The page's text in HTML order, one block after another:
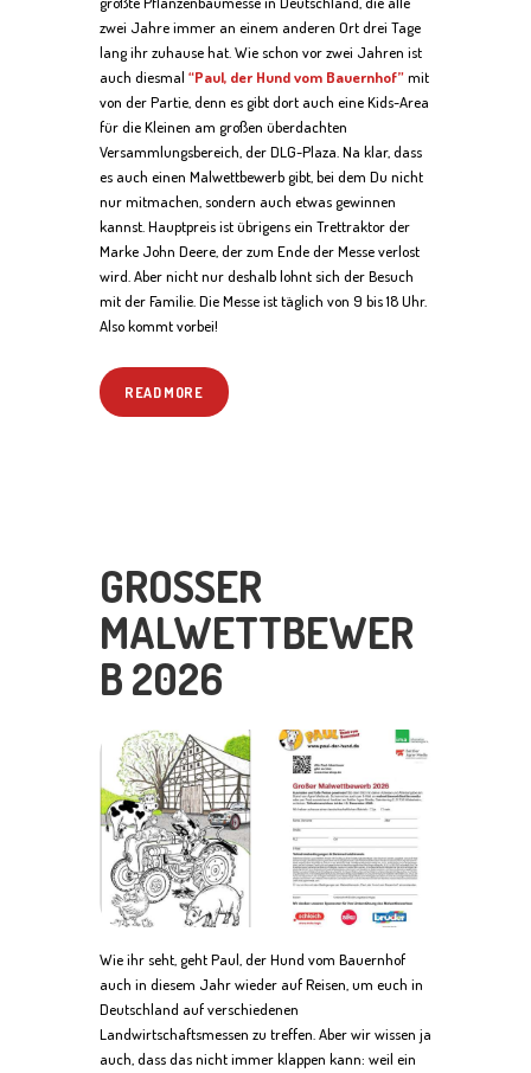
zwei Jahre immer an einem anderen Ort drei Tage
lang ihr zuhause hat. Wie schon vor zwei Jahren ist
auch diesmal “Paul, der Hund vom Bauernhof”mit
von der Partie, denn es gibt dort auch eine Kids-Area
für die Kleinen am großen überdachten
Versammlungsbereich, der DLG-Plaza. Na klar, dass
es auch einen Malwettbewerb gibt, bei dem Du nicht
nur mitmachen, sondern auch etwas gewinnen
kannst. Hauptpreis ist übrigens ein Trettraktor der
Marke John Deere, der zum Ende der Messe verlost
wird. Aber nicht nur deshalb lohnt sich der Besuch
mit der Familie. Die Messe ist täglich von 9 bis 18 Uhr.
Also kommt vorbei!
READ MORE
GROSSER M
ALWETTBEWERB
2026
Wie ihr seht, geht Paul, der Hund vom Bauernhof
auch in diesem Jahr wieder auf Reisen, um euch in
Deutschland auf verschiedenen
Landwirtschaftsmessen zu treffen. Aber wir wissen ja
auch, dass das nicht immer klappen kann: weil ein